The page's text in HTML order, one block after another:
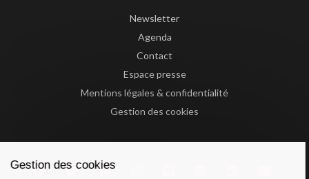
Newsletter
Agenda
Contact
Espace presse
Mentions légales & confidentialité
Gestion des cookies
Gestion des cookies